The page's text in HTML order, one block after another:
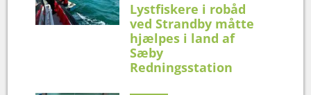
Lystfiskere i robåd
ved Strandby måtte
hjælpes i land af
Sæby
Redningsstation